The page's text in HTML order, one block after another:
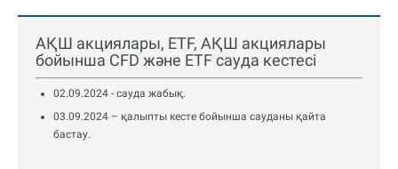
АҚШ акциялары, ETF, АҚШ акциялары
бойынша CFD және ETF сауда кестесі
02.09.2024 - сауда жабық.
03.09.2024 – қалыпты кесте бойынша сауданы қайта
бастау.